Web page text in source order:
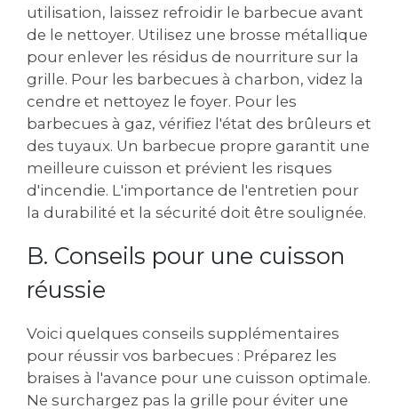
utilisation, laissez refroidir le barbecue avant
de le nettoyer. Utilisez une brosse métallique
pour enlever les résidus de nourriture sur la
grille. Pour les barbecues à charbon, videz la
cendre et nettoyez le foyer. Pour les
barbecues à gaz, vérifiez l'état des brûleurs et
des tuyaux. Un barbecue propre garantit une
meilleure cuisson et prévient les risques
d'incendie. L'importance de l'entretien pour
la durabilité et la sécurité doit être soulignée.
B. Conseils pour une cuisson
réussie
Voici quelques conseils supplémentaires
pour réussir vos barbecues : Préparez les
braises à l'avance pour une cuisson optimale.
Ne surchargez pas la grille pour éviter une